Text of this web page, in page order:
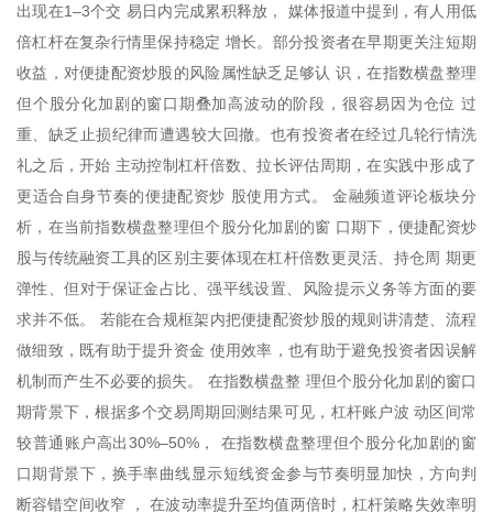
出现在1–3个交 易日内完成累积释放， 媒体报道中提到，有人用低
倍杠杆在复杂行情里保持稳定 增长。部分投资者在早期更关注短期
收益，对便捷配资炒股的风险属性缺乏足够认 识，在指数横盘整理
但个股分化加剧的窗口期叠加高波动的阶段，很容易因为仓位 过
重、缺乏止损纪律而遭遇较大回撤。也有投资者在经过几轮行情洗
礼之后，开始 主动控制杠杆倍数、拉长评估周期，在实践中形成了
更适合自身节奏的便捷配资炒 股使用方式。 金融频道评论板块分
析，在当前指数横盘整理但个股分化加剧的窗 口期下，便捷配资炒
股与传统融资工具的区别主要体现在杠杆倍数更灵活、持仓周 期更
弹性、但对于保证金占比、强平线设置、风险提示义务等方面的要
求并不低。 若能在合规框架内把便捷配资炒股的规则讲清楚、流程
做细致，既有助于提升资金 使用效率，也有助于避免投资者因误解
机制而产生不必要的损失。 在指数横盘整 理但个股分化加剧的窗口
期背景下，根据多个交易周期回测结果可见，杠杆账户波 动区间常
较普通账户高出30%–50%， 在指数横盘整理但个股分化加剧的窗
口期背景下，换手率曲线显示短线资金参与节奏明显加快，方向判
断容错空间收窄 ， 在波动率提升至均值两倍时，杠杆策略失效率明